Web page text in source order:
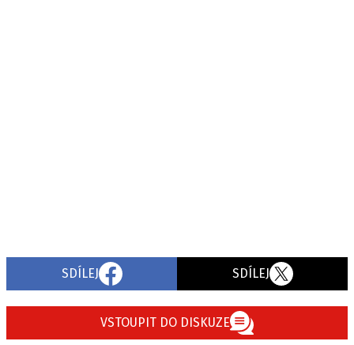
SDÍLEJ SDÍLEJ
VSTOUPIT DO DISKUZE